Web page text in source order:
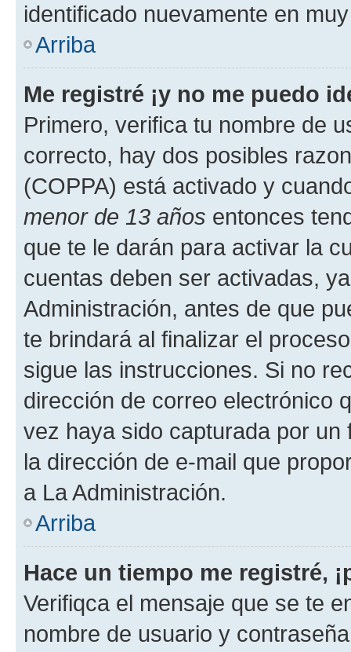
identificado nuevamente en
Arriba
Me registré ¡y no me puedo
Primero, verifica tu nombre de
correcto, hay dos posibles
(COPPA) está activado y
menor de 13 años entonces
que te le darán para activar la
cuentas deben ser activadas,
Administración, antes de que
te brindará al finalizar el
sigue las instrucciones. Si no
dirección de correo electrónico
vez haya sido capturada por
la dirección de e-mail que
a La Administración.
Arriba
Hace un tiempo me registré,
Verifiqca el mensaje que se te
nombre de usuario y